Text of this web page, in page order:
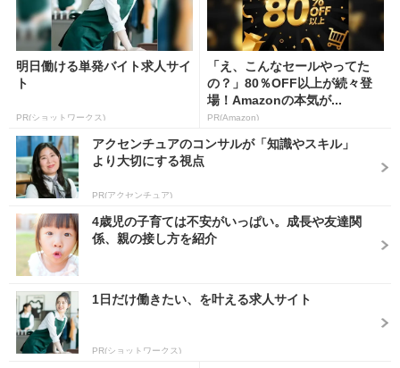
明日働ける単発バイト求人サイ
ト
PR(ショットワークス)
「え、こんなセールやってた
の？」80％OFF以上が続々登
場！Amazonの本気が...
PR(Amazon)
アクセンチュアのコンサルが「知識やスキル」
より大切にする視点
PR(アクセンチュア)
4歳児の子育ては不安がいっぱい。成長や友達関
係、親の接し方を紹介
1日だけ働きたい、を叶える求人サイト
PR(ショットワークス)